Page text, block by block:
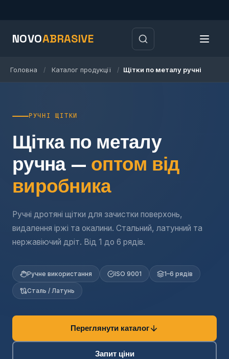
NOVOABRASIVE
Головна / Каталог продукції / Щітки по металу ручні
РУЧНІ ЩІТКИ
Щітка по металу
ручна — оптом від
виробника
Ручні дротяні щітки для зачистки поверхонь,
видалення іржі та окалини. Стальний, латунний та
нержавіючий дріт. Від 1 до 6 рядів.
Ручне використання ISO 9001 1–6 рядів
Сталь / Латунь
Переглянути каталог
Запит ціни